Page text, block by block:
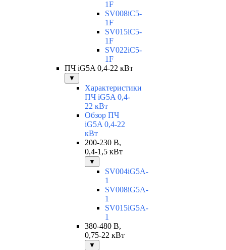
1F
SV008iC5-
1F
SV015iC5-
1F
SV022iC5-
1F
ПЧ iG5A 0,4-22 кВт
▼
Характеристики
ПЧ iG5A 0,4-
22 кВт
Обзор ПЧ
iG5A 0,4-22
кВт
200-230 В,
0,4-1,5 кВт
▼
SV004iG5A-
1
SV008iG5A-
1
SV015iG5A-
1
380-480 В,
0,75-22 кВт
▼